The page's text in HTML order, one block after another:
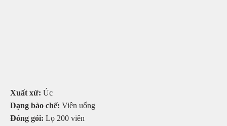
Xuất xứ: Úc
Dạng bào chế: Viên uống
Đóng gói: Lọ 200 viên